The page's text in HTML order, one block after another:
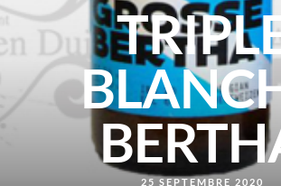
25 SEPTEMBRE 2020